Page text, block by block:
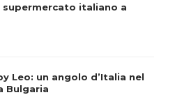
supermercato italiano a
Leo: un angolo d’Italia nel
Bulgaria